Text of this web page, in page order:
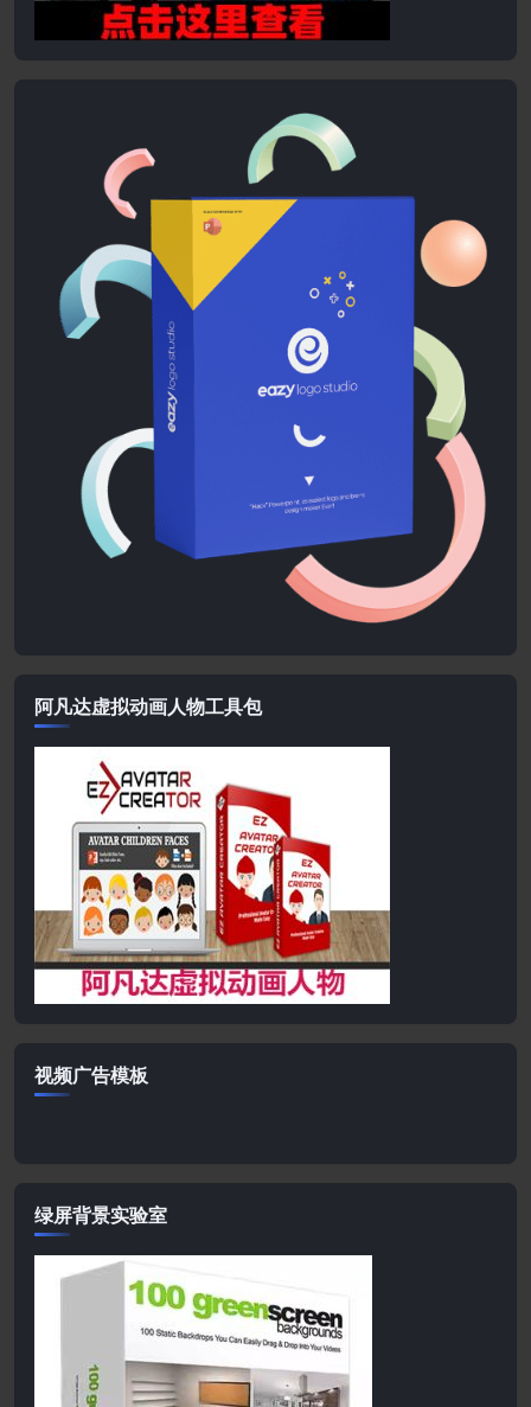
阿凡达虚拟动画人物工具包
视频广告模板
绿屏背景实验室